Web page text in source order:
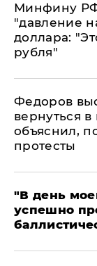
Минфину
"давление
доллара:
рубля"
Федоров
вернуться
объяснил,
протесты
​"В день
успешно